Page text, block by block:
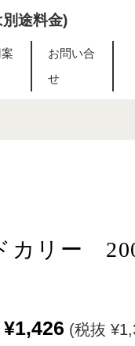
途料金)
お問い合
せ
カリー
¥1,426 (税抜